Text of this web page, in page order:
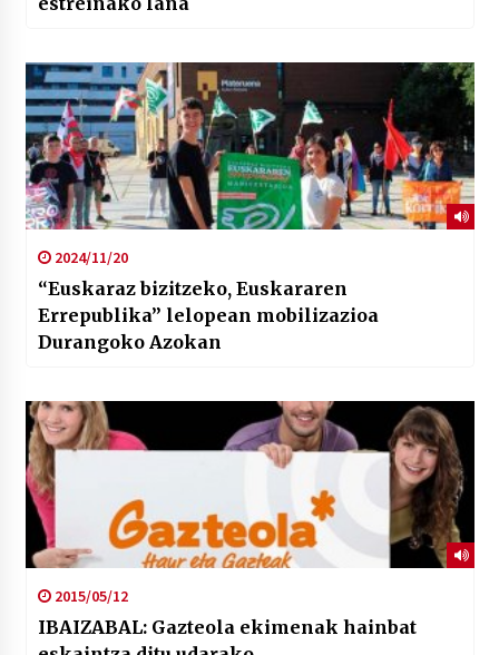
2024/11/20
“Euskaraz bizitzeko, Euskararen
Errepublika” lelopean mobilizazioa
Durangoko Azokan
2015/05/12
IBAIZABAL: Gazteola ekimenak hainbat